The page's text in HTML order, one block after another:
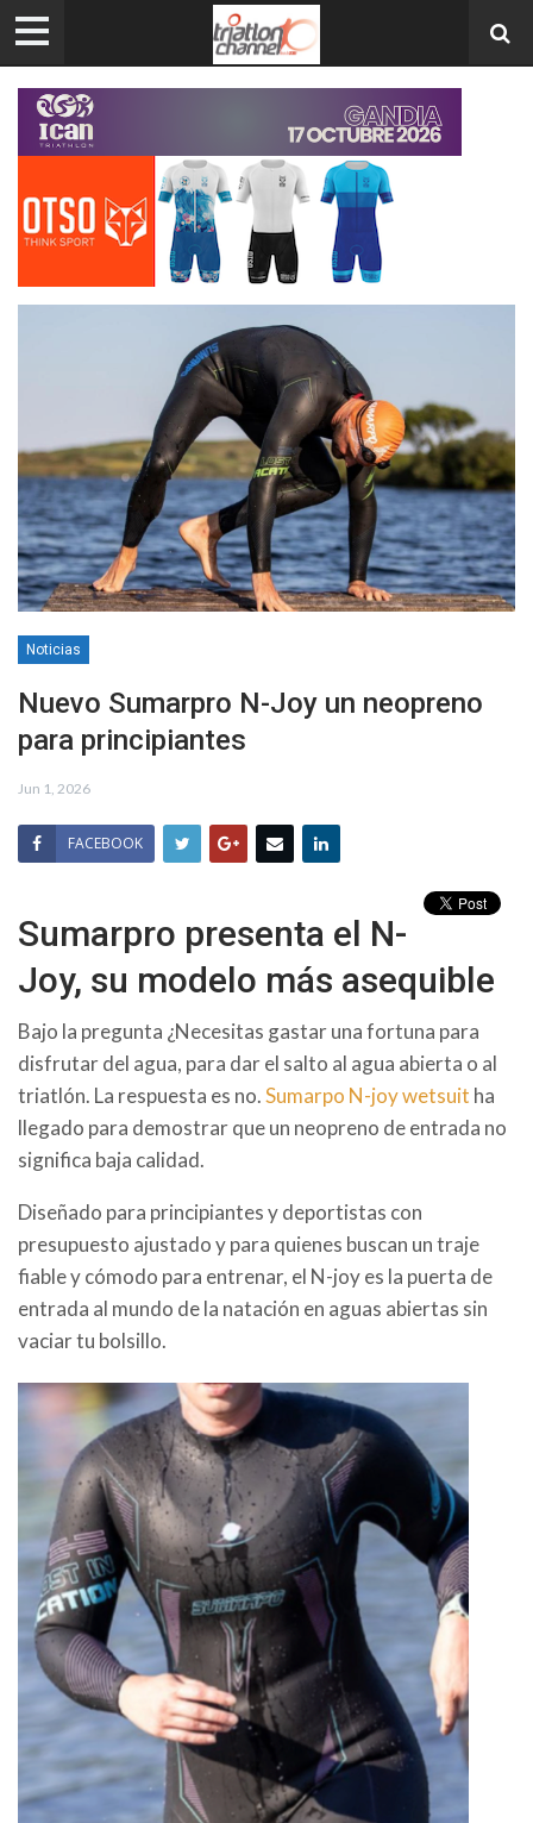
Noticias
Nuevo Sumarpro N-Joy un neopreno
para principiantes
Jun 1, 2026
FACEBOOK
Sumarpro presenta el N-
Joy, su modelo más asequible
Bajo la pregunta ¿Necesitas gastar una fortuna para
disfrutar del agua, para dar el salto al agua abierta o al
triatlón. La respuesta es no.Sumarpo N-joy wetsuit ha
llegado para demostrar que un neopreno de entrada no
significa baja calidad.
Diseñado para principiantes y deportistas con
presupuesto ajustado y para quienes buscan un traje
fiable y cómodo para entrenar, el N-joy es la puerta de
entrada al mundo de la natación en aguas abiertas sin
vaciar tu bolsillo.